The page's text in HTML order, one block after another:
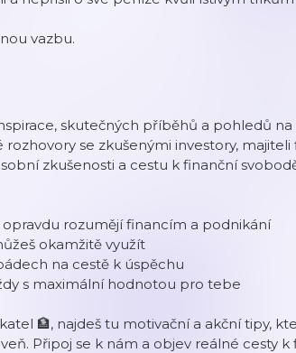
vazbu.
skutečných příběhů a pohledů na
se zkušenými investory, majiteli
zkušenosti a cestu k finanční
rozumějí financím a podnikání
okamžitě využít
na cestě k úspěchu
s maximální hodnotou pro tebe
🏦, najdeš tu motivační a akční tipy,
Připoj se k nám a objev reálné cesty k